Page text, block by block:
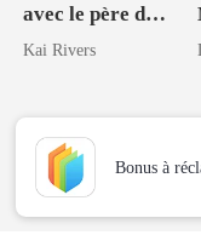
avec le père de
ma meilleure
Kai Rivers
Bonus à